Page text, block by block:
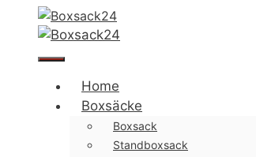
springen
Menü
Home
Boxsäcke
Boxsack
Standboxsack